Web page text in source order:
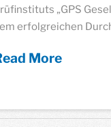
„GPS
erfolgreichen
More